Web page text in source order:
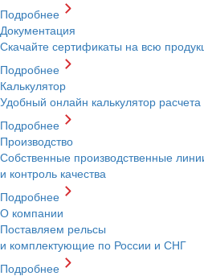
Подробнее
Документация
Скачайте сертификаты на всю
Подробнее
Калькулятор
Удобный онлайн калькулятор
Подробнее
Производство
Собственные производственные
и контроль качества
Подробнее
О компании
Поставляем рельсы
и комплектующие по России и СНГ
Подробнее